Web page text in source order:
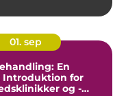
01. sep
En
Introduktion for
og -